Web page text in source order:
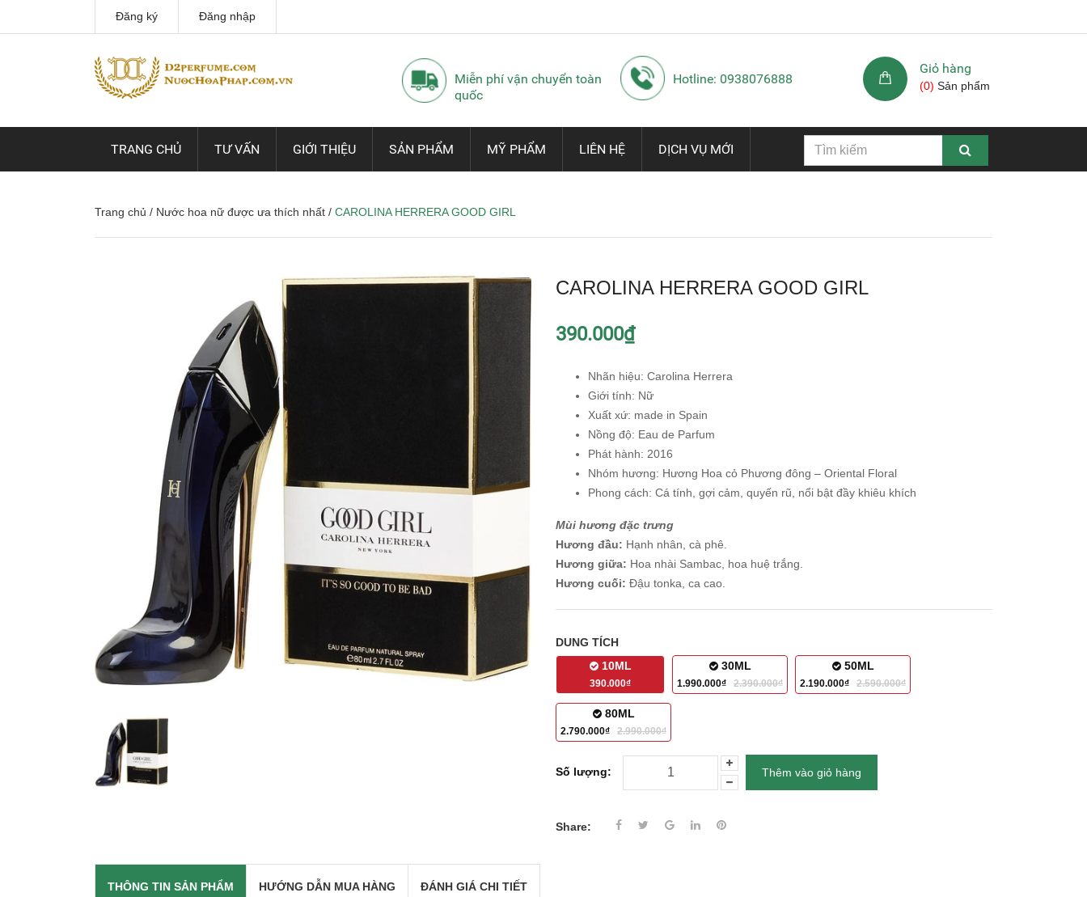
Đăng ký Đăng nhập
Miễn phí vận chuyển toàn
quốc
Hotline: 0938076888
Giỏ hàng
(0) Sản phẩm
TRANG CHỦ TƯ VẤN GIỚI THIỆU SẢN PHẨM MỸ PHẨM LIÊN HỆ DỊCH VỤ MỚI
Trang chủ / Nước hoa nữ được ưa thích nhất / CAROLINA HERRERA GOOD GIRL
CAROLINA HERRERA GOOD GIRL
390.000₫
Nhãn hiệu: Carolina Herrera
Giới tính: Nữ
Xuất xứ: made in Spain
Nồng độ: Eau de Parfum
Phát hành: 2016
Nhóm hương: Hương Hoa cỏ Phương đông – Oriental Floral
Phong cách: Cá tính, gợi cảm, quyến rũ, nổi bật đầy khiêu khích
Mùi hương đặc trưng
Hương đầu: Hạnh nhân, cà phê.
Hương giữa: Hoa nhài Sambac, hoa huệ trắng.
Hương cuối: Đậu tonka, ca cao.
DUNG TÍCH
10ML
390.000₫
30ML
1.990.000₫ 2.390.000₫
50ML
2.190.000₫ 2.590.000₫
80ML
2.790.000₫ 2.990.000₫
Số lượng: Thêm vào giỏ hàng
Share:
THÔNG TIN SẢN PHẨM HƯỚNG DẪN MUA HÀNG ĐÁNH GIÁ CHI TIẾT